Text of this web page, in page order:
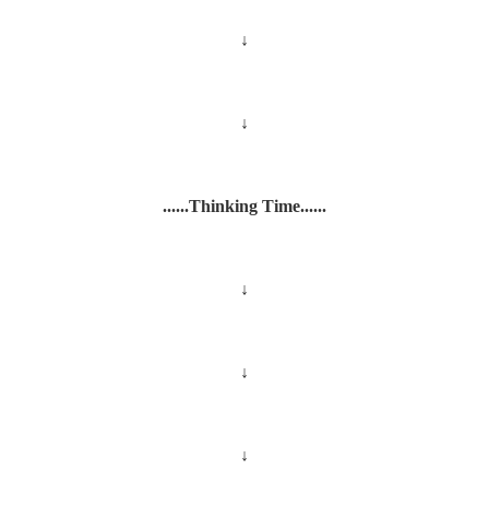
↓
↓
......Thinking Time......
↓
↓
↓